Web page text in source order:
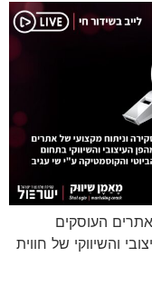
העוסקים
והשיווקי של חווית